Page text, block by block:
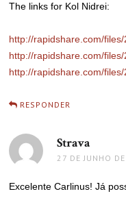
The links for Kol Nidrei:
http://rapidshare.com/
http://rapidshare.com/
http://rapidshare.com/
RESPONDER
Strava
27 DE JUNHO
Excelente Carlinus! Já